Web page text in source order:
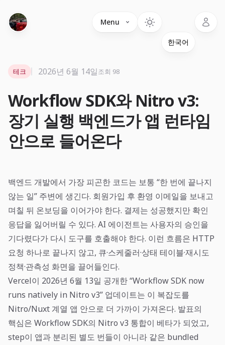
Menu
Workflow SDK와 Nitro v3:
장기 실행 백엔드가 앱 런타임
안으로 들어온다
테크 2026년 6월 14일조회 98
백엔드 개발에서 가장 피곤한 코드는 보통 “한 번에 끝나지
않는 일” 주변에 생긴다. 회원가입 후 환영 이메일을 보내고
며칠 뒤 온보딩을 이어가야 한다. 결제는 성공했지만 확인
응답을 잃어버릴 수 있다. AI 에이전트는 사용자의 승인을
기다렸다가 다시 도구를 호출해야 한다. 이런 흐름은 HTTP
요청 하나로 끝나지 않고, 큐·스케줄러·상태 테이블·재시도
정책·관측성 화면을 끌어들인다.
Vercel이 2026년 6월 13일 공개한 “Workflow SDK now
runs natively in Nitro v3” 업데이트는 이 복잡도를
Nitro/Nuxt 계열 앱 안으로 더 가까이 가져온다. 발표의
핵심은 Workflow SDK의 Nitro v3 통합이 베타가 되었고,
step이 앱과 분리된 별도 번들이 아니라 같은 bundled